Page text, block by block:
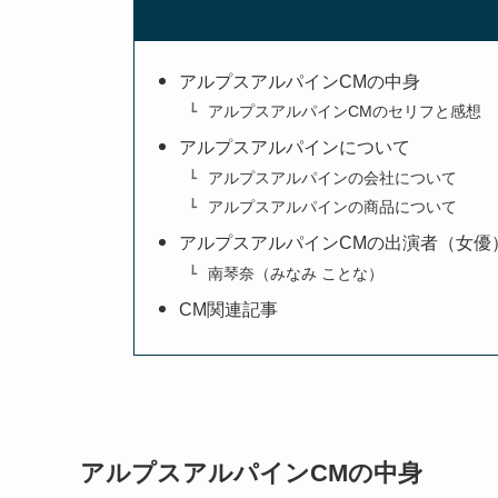
アルプスアルパインCMの中身
アルプスアルパインCMのセリフと感想
アルプスアルパインについて
アルプスアルパインの会社について
アルプスアルパインの商品について
アルプスアルパインCMの出演者（女優
南琴奈（みなみ ことな）
CM関連記事
アルプスアルパインCMの中身